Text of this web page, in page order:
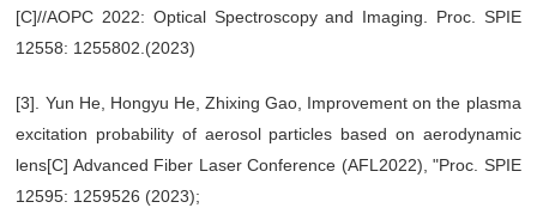
[C]//AOPC 2022: Optical Spectroscopy and Imaging. Proc. SPIE
12558: 1255802.(2023)
[3]. Yun He, Hongyu He, Zhixing Gao, Improvement on the plasma
excitation probability of aerosol particles based on aerodynamic
lens[C] Advanced Fiber Laser Conference (AFL2022), "Proc. SPIE
12595: 1259526 (2023);